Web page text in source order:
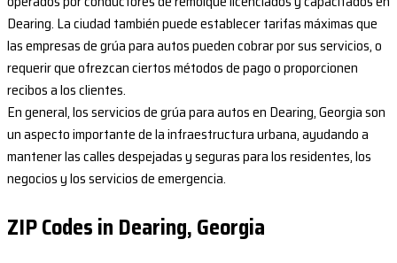
Dearing. La ciudad también puede establecer tarifas máximas que
las empresas de grúa para autos pueden cobrar por sus servicios, o
requerir que ofrezcan ciertos métodos de pago o proporcionen
recibos a los clientes.
En general, los servicios de grúa para autos en Dearing, Georgia son
un aspecto importante de la infraestructura urbana, ayudando a
mantener las calles despejadas y seguras para los residentes, los
negocios y los servicios de emergencia.
ZIP Codes in Dearing, Georgia